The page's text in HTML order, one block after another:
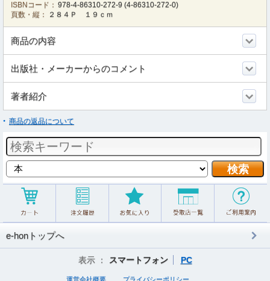
ISBNコード： 978-4-86310-272-9 (4-86310-272-0)
頁数・縦：
２８４Ｐ １９ｃｍ
商品の内容
出版社・メーカーからのコメント
著者紹介
商品の返品について
e-honトップへ
表示 ： スマートフォン PC
運営会社概要 プライバシーポリシー